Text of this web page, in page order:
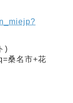
)
桑名市+花